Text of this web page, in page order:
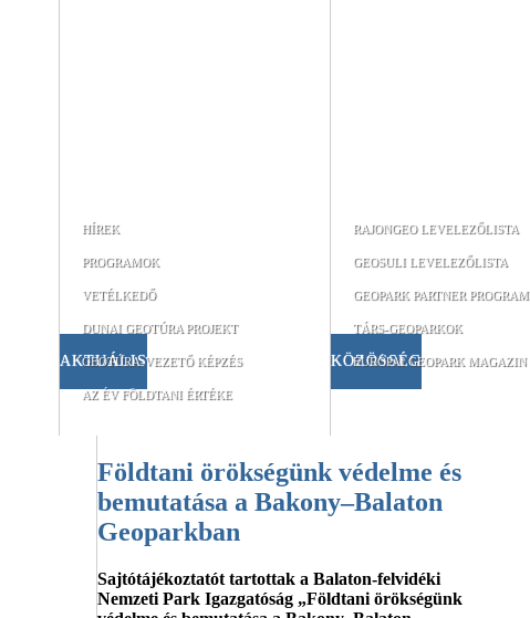
AKTUÁLIS
HÍREK
PROGRAMOK
VETÉLKEDŐ
DUNAI GEOTÚRA PROJEKT
GEOTÚRA-VEZETŐ KÉPZÉS
AZ ÉV FÖLDTANI ÉRTÉKE
KÖZÖSSÉG
RAJONGEO LEVELEZŐLISTA
GEOSULI LEVELEZŐLISTA
GEOPARK PARTNER PROGRAM
TÁRS-GEOPARKOK
EURÓPAI GEOPARK MAGAZIN
Földtani örökségünk védelme és
bemutatása a Bakony–Balaton
Geoparkban
Sajtótájékoztatót tartottak a Balaton-felvidéki
Nemzeti Park Igazgatóság „Földtani örökségünk